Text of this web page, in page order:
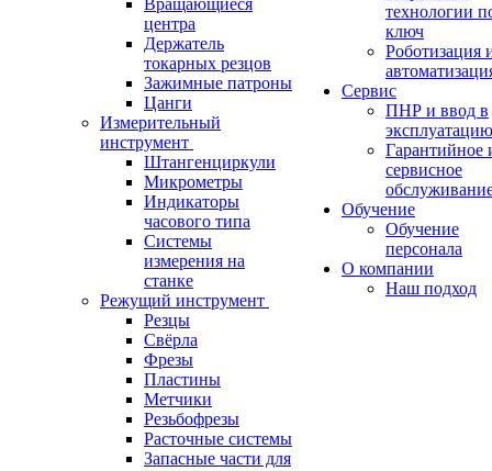
Вращающиеся
центра
Держатель
токарных резцов
Зажимные патроны
Цанги
Измерительный
инструмент
Штангенциркули
Микрометры
Индикаторы
часового типа
Системы
измерения на
станке
Режущий инструмент
Резцы
Свёрла
Фрезы
Пластины
Метчики
Резьбофрезы
Расточные системы
Запасные части для
технологии
ключ
Роботизация
Сервис
ПНР и ввод в
эксплуатацию
Гарантийное
сервисное
Обучение
Обучение
персонала
О компании
Наш подход